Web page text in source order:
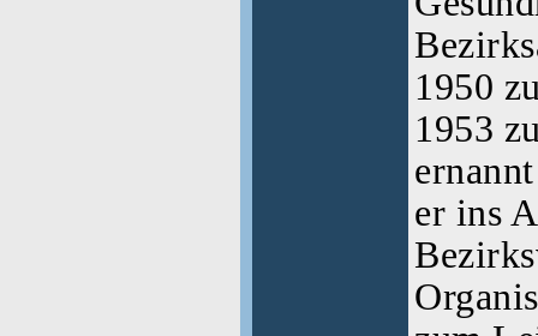
1950
1953
er ins